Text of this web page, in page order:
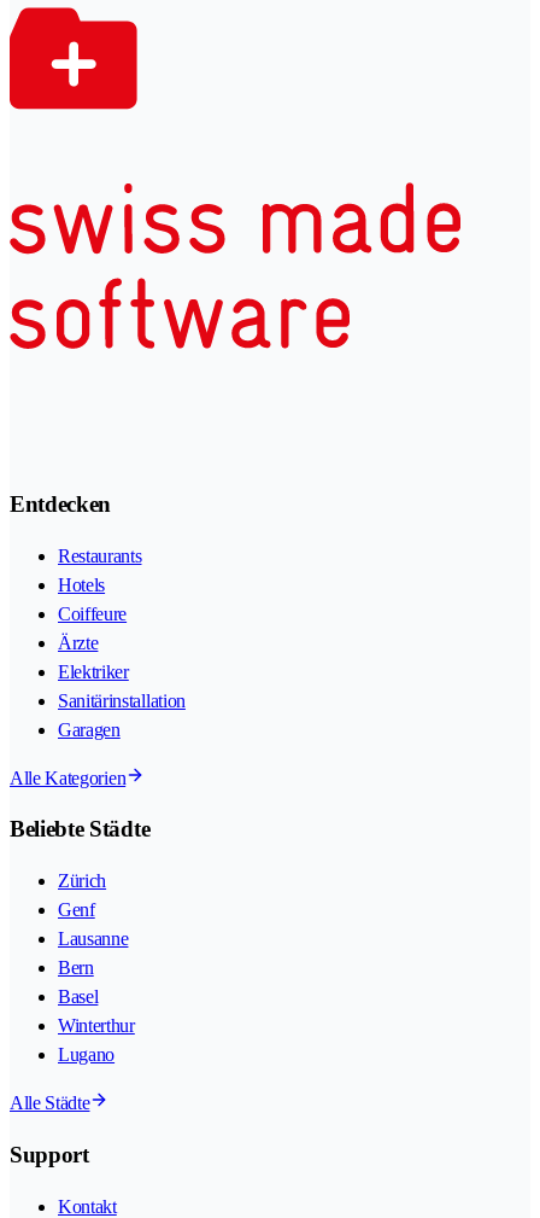
Entdecken
Restaurants
Hotels
Coiffeure
Ärzte
Elektriker
Sanitärinstallation
Garagen
Alle Kategorien
Beliebte Städte
Zürich
Genf
Lausanne
Bern
Basel
Winterthur
Lugano
Alle Städte
Support
Kontakt